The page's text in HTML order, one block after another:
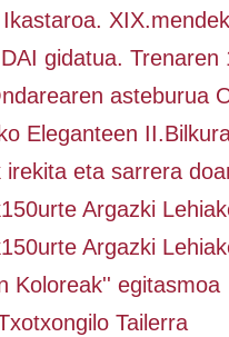
gidatua.
asteburua
Eleganteen
irekita eta sarrera
Argazki
Argazki
Koloreak'' egitasmoa
Tailerra